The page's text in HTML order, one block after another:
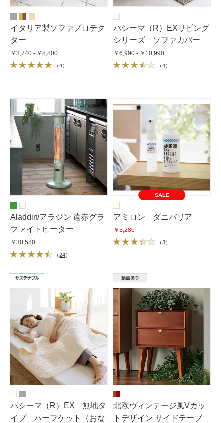
イタリア製ソファプロテク
ター
￥3,740 - ￥8,800
（4）
パシーマ（R）EXリビング
シリーズ ソファカバー
￥6,990 - ￥10,990
（4）
Aladdin/アラジン 遠赤グラ
ファイトヒーター
￥30,580
（24）
SALE
アミロン ダニバリア
￥3,286
（3）
パシーマ（R）EX 無地タ
イプ ハーフケット（おな
北欧ヴィンテージ風Vカッ
トデザイン サイドテーブ